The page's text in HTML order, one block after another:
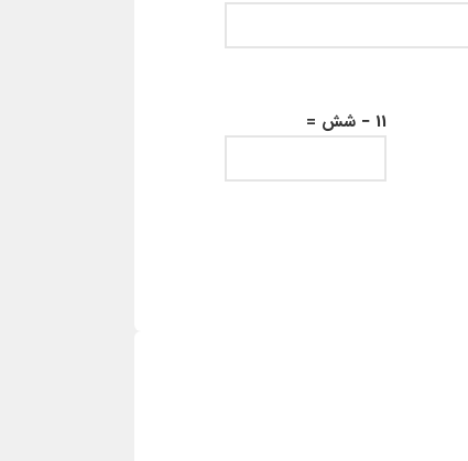
11 − شش =